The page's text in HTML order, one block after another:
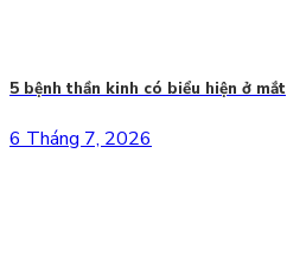
5 bệnh thần kinh có biểu hiện ở mắt
6 Tháng 7, 2026